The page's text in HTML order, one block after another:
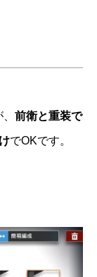
前衛と重装で
でOKです。